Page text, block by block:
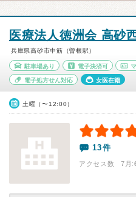
医療法人徳洲会 高砂
兵庫県高砂市中筋（曽根駅）
駐車場あり 電子決済可
電子処方せん対応 女医在籍
土曜（〜12:00）
13件
アクセス数 7月: